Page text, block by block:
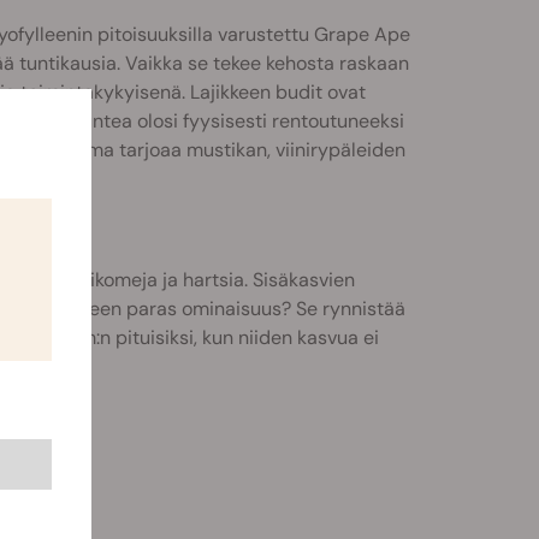
pitoisuuksilla varustettu Grape Ape
Vaikka se tekee kehosta raskaan
toimintakykyisenä. Lajikkeen budit ovat
haluat tuntea olosi fyysisesti rentoutuneeksi
tarjoaa mustikan, viinirypäleiden
trikomeja ja hartsia. Sisäkasvien
on lajikkeen paras ominaisuus? Se rynnistää
120 cm:n pituisiksi, kun niiden kasvua ei